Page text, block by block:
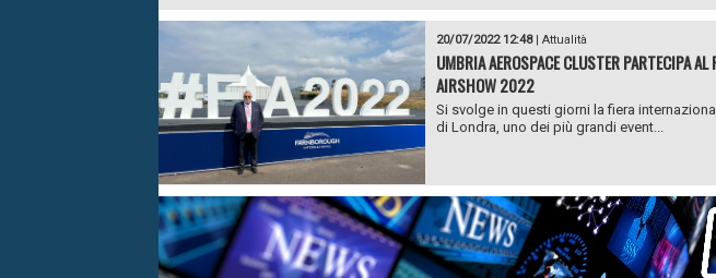
20/07/2022 12:48| Attualità
UMBRIA AEROSPACE CLUSTER PARTECIPA
AIRSHOW 2022
Si svolge in questi giorni la fiera
di Londra, uno dei più grandi event...